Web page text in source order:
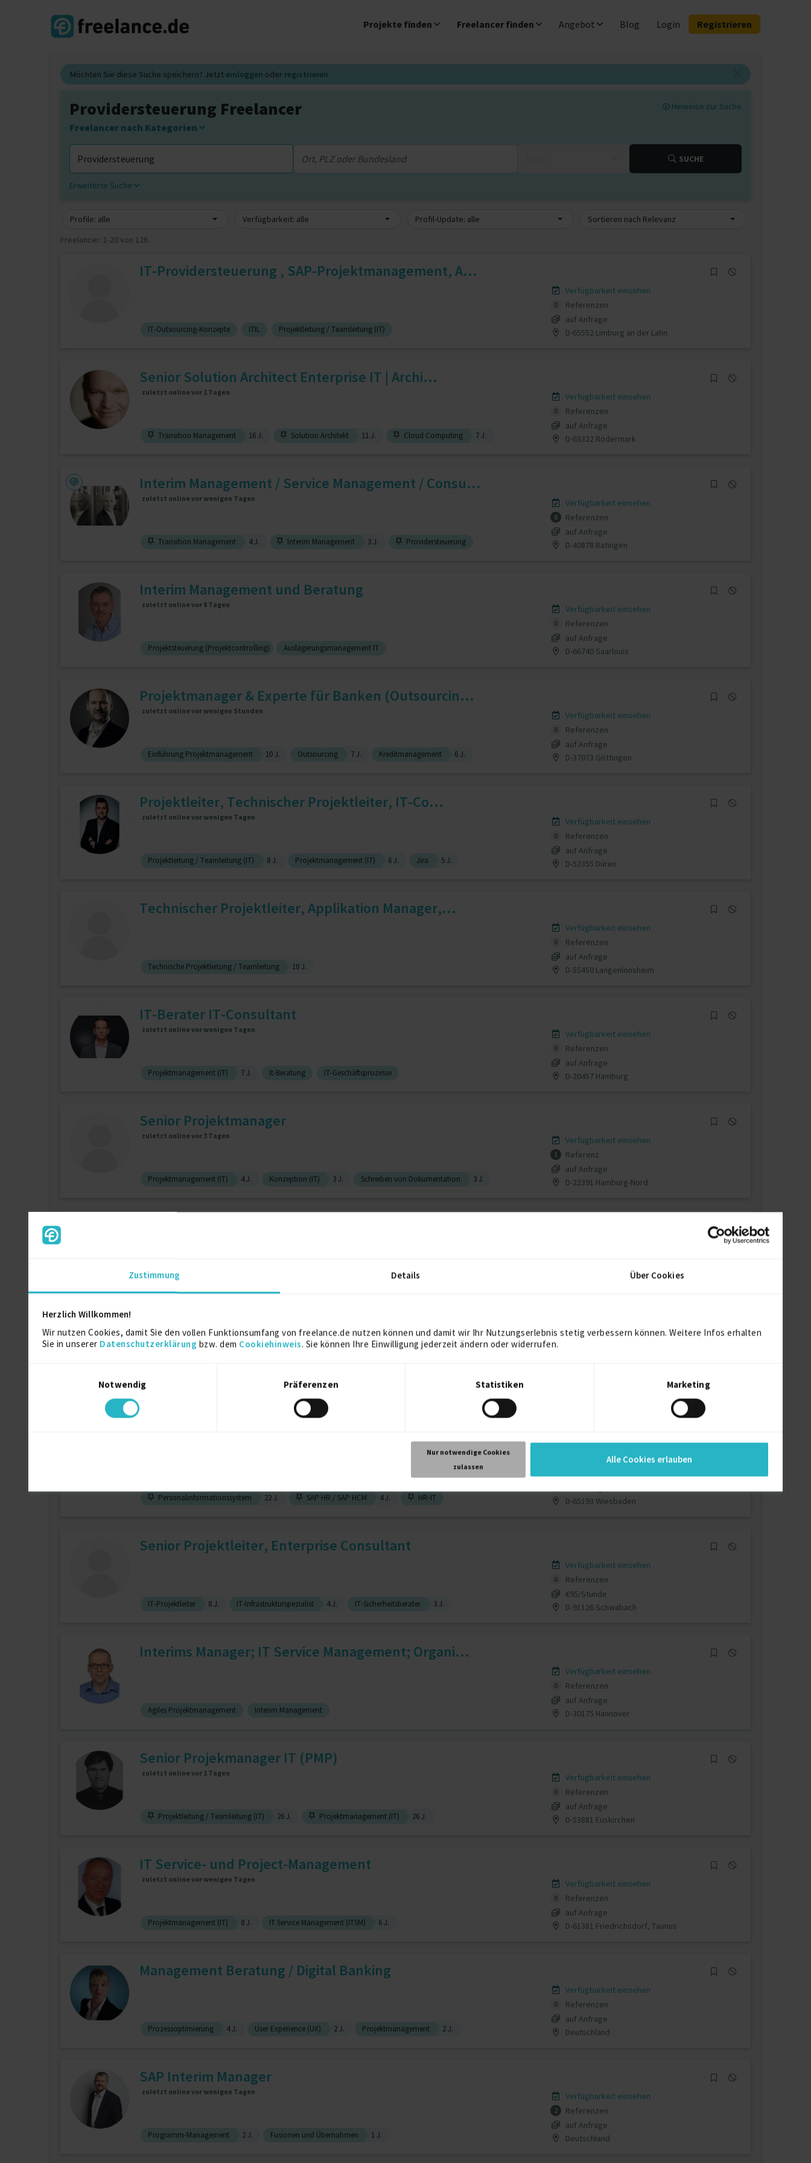
Zustimmung Details Über Cookies
Herzlich Willkommen!
Wir nutzen Cookies, damit Sie den vollen Funktionsumfang von freelance.de nutzen können und damit wir Ihr Nutzungserlebnis stetig verbessern können. Weitere Infos erhalten
Sie in unserer Datenschutzerklärung bzw. dem Cookiehinweis. Sie können Ihre Einwilligung jederzeit ändern oder widerrufen.
Notwendig
Präferenzen Statistiken Marketing
Nur notwendige Cookies
zulassen
Alle Cookies erlauben
Projekte finden Freelancer finden Angebot Blog Login Registrieren
Möchten Sie diese Suche speichern? Jetzt einloggen oder registrieren
Hinweise zur Suche
Providersteuerung Freelancer
Freelancer nach Kategorien
SUCHE
Erweiterte Suche
Profile: alle Verfügbarkeit: alle Profil-Update: alle
Sortieren nach Relevanz
Freelancer: 1-20 von 126
IT-Providersteuerung , SAP-Projektmanagement, A...
IT-Outsourcing-Konzepte ITIL Projektleitung / Teamleitung (IT)
Verfügbarkeit einsehen
0
Referenzen
auf Anfrage
D-65552 Limburg an der Lahn
Senior Solution Architect Enterprise IT | Archi...
zuletzt online vor 1 Tagen
Transition Management 16 J. Solution Architekt 11 J. Cloud Computing 7 J.
Verfügbarkeit einsehen
0
Referenzen
auf Anfrage
D-63322 Rödermark
Interim Management / Service Management / Consu...
zuletzt online vor wenigen Tagen
Transition Management 4 J. Interim Management 3 J. Providersteuerung
Verfügbarkeit einsehen
8
Referenzen
auf Anfrage
D-40878 Ratingen
Interim Management und Beratung
zuletzt online vor 8 Tagen
Projektsteuerung (Projektcontrolling) Auslagerungsmanagement IT
Verfügbarkeit einsehen
0
Referenzen
auf Anfrage
D-66740 Saarlouis
Projektmanager & Experte für Banken (Outsourcin...
zuletzt online vor wenigen Stunden
Einführung Projektmanagement 10 J. Outsourcing 7 J. Kreditmanagement 6 J.
Verfügbarkeit einsehen
0
Referenzen
auf Anfrage
D-37073 Göttingen
Projektleiter, Technischer Projektleiter, IT-Co...
zuletzt online vor wenigen Tagen
Projektleitung / Teamleitung (IT) 8 J. Projektmanagement (IT) 6 J. Jira 5 J.
Verfügbarkeit einsehen
0
Referenzen
auf Anfrage
D-52355 Düren
Technischer Projektleiter, Applikation Manager,...
Technische Projektleitung / Teamleitung 10 J.
Verfügbarkeit einsehen
0
Referenzen
auf Anfrage
D-55450 Langenlonsheim
IT-Berater IT-Consultant
zuletzt online vor wenigen Tagen
Projektmanagement (IT) 7 J. It-Beratung IT-Geschäftsprozesse
Verfügbarkeit einsehen
0
Referenzen
auf Anfrage
D-20457 Hamburg
Senior Projektmanager
zuletzt online vor 3 Tagen
Projektmanagement (IT) 4 J. Konzeption (IT) 3 J. Schreiben von Dokumentation 3 J.
Verfügbarkeit einsehen
1
Referenz
auf Anfrage
D-22391 Hamburg-Nord
Projektassistentin im IT Bereich
Erfahrener Projektleiter für IT- und Organisati...
Personalinformationssystem 22 J. SAP HR / SAP HCM 4 J. HR-IT
Verfügbarkeit einsehen
D-65193 Wiesbaden
Senior Projektleiter, Enterprise Consultant
IT-Projektleiter 8 J. IT-Infrastrukturspezialist 4 J. IT-Sicherheitsberater 3 J.
Verfügbarkeit einsehen
0
Referenzen
€95/Stunde
D-91126 Schwabach
Interims Manager; IT Service Management; Organi...
Agiles Projektmanagement Interim Management
Verfügbarkeit einsehen
0
Referenzen
auf Anfrage
D-30175 Hannover
Senior Projekmanager IT (PMP)
zuletzt online vor 1 Tagen
Projektleitung / Teamleitung (IT) 26 J. Projektmanagement (IT) 26 J.
Verfügbarkeit einsehen
0
Referenzen
auf Anfrage
D-53881 Euskirchen
IT Service- und Project-Management
zuletzt online vor wenigen Tagen
Projektmanagement (IT) 8 J. IT Service Management (ITSM) 6 J.
Verfügbarkeit einsehen
0
Referenzen
auf Anfrage
D-61381 Friedrichsdorf, Taunus
Management Beratung / Digital Banking
Prozessoptimierung 4 J. User Experience (UX) 2 J. Projektmanagement 2 J.
Verfügbarkeit einsehen
0
Referenzen
auf Anfrage
Deutschland
SAP Interim Manager
zuletzt online vor wenigen Tagen
Programm-Management 2 J. Fusionen und Übernahmen 1 J.
Verfügbarkeit einsehen
2
Referenzen
auf Anfrage
Deutschland